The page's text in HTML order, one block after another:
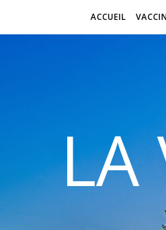
ACCUEIL
LA